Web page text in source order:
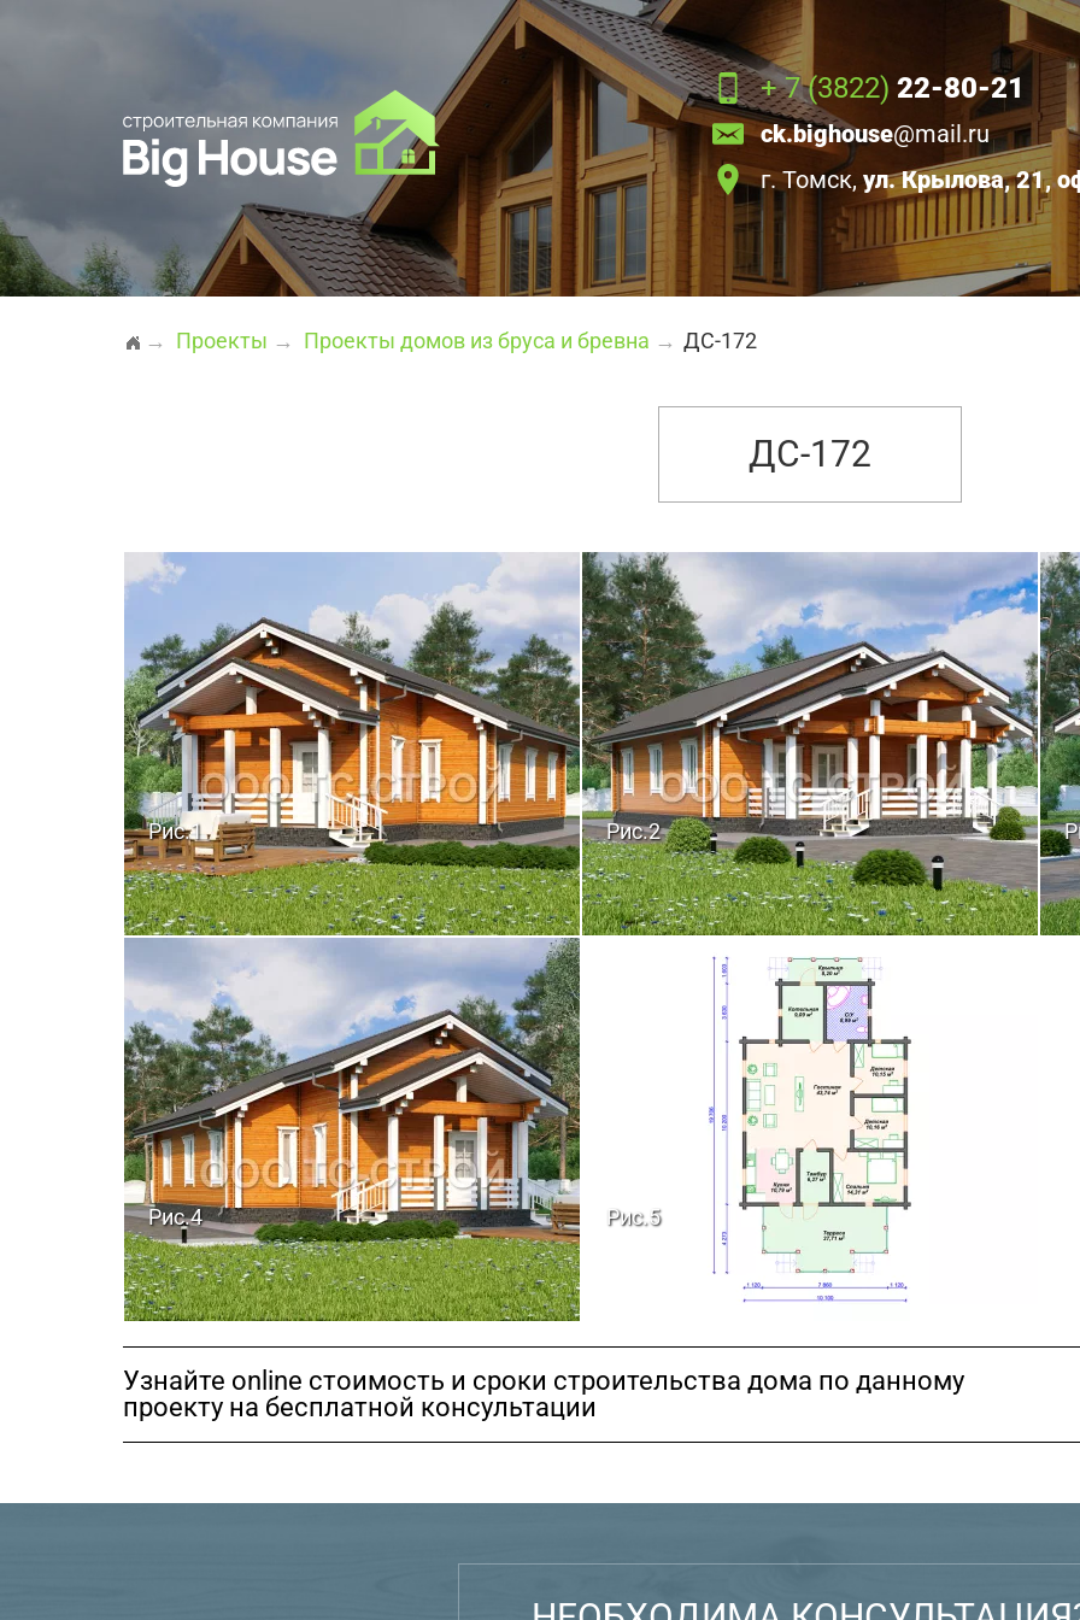
+ 7 (3822) 22-80-21
ck.bighouse@mail.ru
г. Томск, ул. Крылова, 21,
→ Проекты → Проекты домов из бруса и бревна → ДС-172
ДС-172
Рис.1 Рис.2
Рис.4 Рис.5
Узнайте online стоимость и сроки строительства дома по данному
проекту на бесплатной консультации